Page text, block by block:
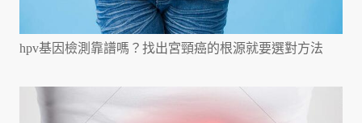
hpv基因檢測靠譜嗎？找出宮頸癌的根源就要選對方法